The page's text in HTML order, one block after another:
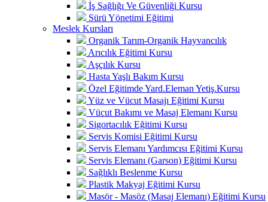
İş Sağlığı Ve Güvenliği Kursu
Sürü Yönetimi Eğitimi
Meslek Kursları
Organik Tarım-Organik Hayvancılık
Arıcılık Eğitimi Kursu
Aşçılık Kursu
Hasta Yaşlı Bakım Kursu
Özel Eğitimde Yard.Eleman Yetiş.Kursu
Yüz ve Vücut Masajı Eğitimi Kursu
Vücut Bakımı ve Masaj Elemanı Kursu
Sigortacılık Eğitimi Kursu
Servis Komisi Eğitimi Kursu
Servis Elemanı Yardımcısı Eğitimi Kursu
Servis Elemanı (Garson) Eğitimi Kursu
Sağlıklı Beslenme Kursu
Plastik Makyaj Eğitimi Kursu
Masör - Masöz (Masaj Elemanı) Eğitimi Kursu